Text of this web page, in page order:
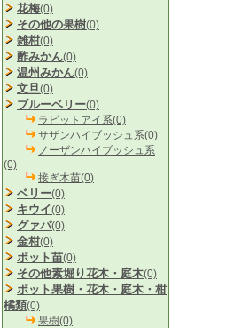
花梅(0)
その他の果樹(0)
雑柑(0)
酢みかん(0)
温州みかん(0)
文旦(0)
ブルーベリー(0)
ラビットアイ系(0)
サザンハイブッシュ系(0)
ノーザンハイブッシュ系
(0)
接ぎ木苗(0)
ベリー(0)
キウイ(0)
グァバ(0)
金柑(0)
ポット苗(0)
その他素堀り花木・庭木(0)
ポット果樹・花木・庭木・柑
橘類(0)
果樹(0)